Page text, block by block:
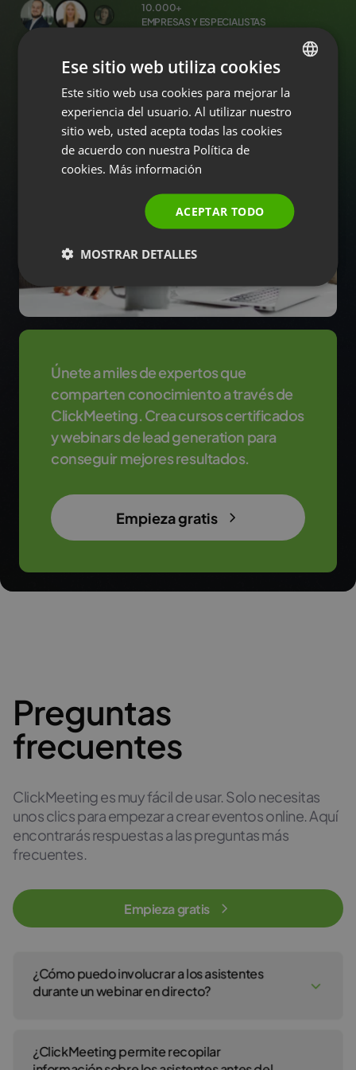
10.000+
EMPRESAS Y ESPECIALISTAS
Únete a miles de expertos que
comparten conocimiento a través de
ClickMeeting. Crea cursos certificados
y webinars de lead generation para
conseguir mejores resultados.
Empieza gratis
Preguntas
frecuentes
ClickMeeting es muy fácil de usar. Solo necesitas
unos clics para empezar a crear eventos online. Aquí
encontrarás respuestas a las preguntas más
frecuentes.
Empieza gratis
¿Cómo puedo involucrar a los asistentes
durante un webinar en directo?
tienes a tu disposición una pizarra virtual para colaborar.
¿ClickMeeting permite recopilar
ENGLISH
FRENCH
RUSSIAN
SPANISH
Ese sitio web utiliza cookies
Este sitio web usa cookies para mejorar la
experiencia del usuario. Al utilizar nuestro
sitio web, usted acepta todas las cookies
de acuerdo con nuestra Política de
cookies. Más información
ACEPTAR TODO
MOSTRAR DETALLES